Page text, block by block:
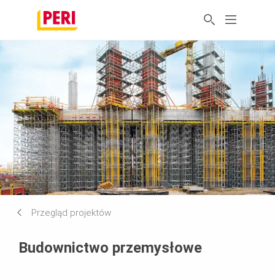
Przegląd projektów
Budownictwo przemysłowe